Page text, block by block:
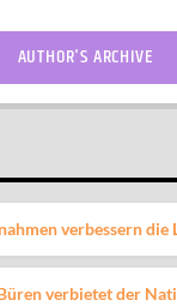
AUTHOR'S ARCHIVE
verbessern
verbietet der